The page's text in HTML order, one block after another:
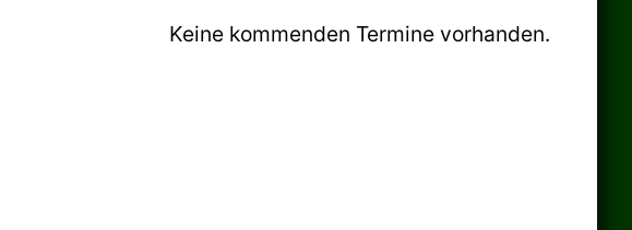
Keine kommenden Termine vorhanden.